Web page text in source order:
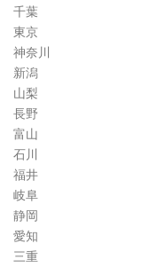
千葉
東京
神奈川
新潟
山梨
長野
富山
石川
福井
岐阜
静岡
愛知
三重